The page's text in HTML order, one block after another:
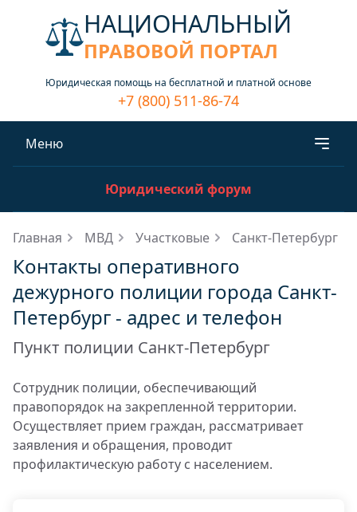
НАЦИОНАЛЬНЫЙ
ПРАВОВОЙ ПОРТАЛ
Юридическая помощь на бесплатной и платной основе
+7 (800) 511-86-74
Меню
Юридический форум
Главная МВД Участковые Санкт-Петербург
Контакты оперативного
дежурного полиции города Санкт-
Петербург - адрес и телефон
Пункт полиции Санкт-Петербург
Сотрудник полиции, обеспечивающий
правопорядок на закрепленной территории.
Осуществляет прием граждан, рассматривает
заявления и обращения, проводит
профилактическую работу с населением.